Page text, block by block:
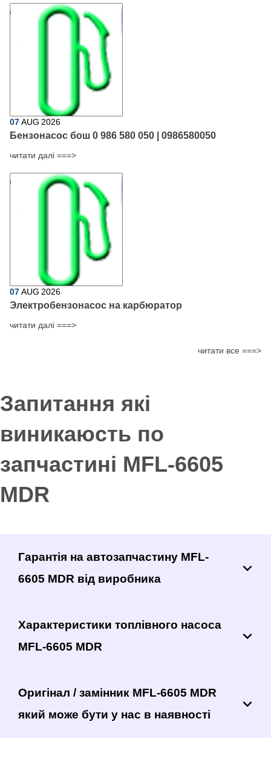
07AUG 2026
Бензонасос бош 0 986 580 050 | 0986580050
читати далі ===>
07AUG 2026
Электробензонасос на карбюратор
читати далі ===>
читати все ===>
Запитання які
виникаюсть по
запчастині MFL-6605
MDR
Гарантія на автозапчастину MFL-
6605 MDR від виробника
Характеристики топлівного насоса
MFL-6605 MDR
Оригінал / замінник MFL-6605 MDR
який може бути у нас в наявності